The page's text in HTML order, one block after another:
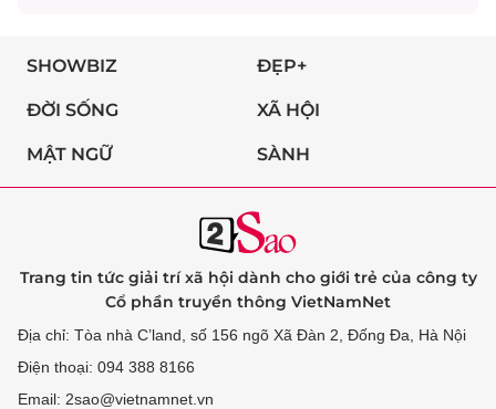
SHOWBIZ ĐẸP+
ĐỜI SỐNG XÃ HỘI
MẬT NGỮ SÀNH
Trang tin tức giải trí xã hội dành cho giới trẻ của công ty
Cổ phần truyền thông VietNamNet
Địa chỉ: Tòa nhà C’land, số 156 ngõ Xã Đàn 2, Đống Đa, Hà Nội
Điện thoại: 094 388 8166
Email: 2sao@vietnamnet.vn